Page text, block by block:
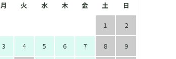
月 火 水 木 金 土 日
1 2
3 4 5 6 7 8 9